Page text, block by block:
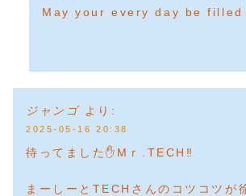
May your every day be filled
ジャンゴ より:
2025-05-16 20:38
待ってました✋Mｒ.TECH‼️
まーしーとTECHさんのコツコツが